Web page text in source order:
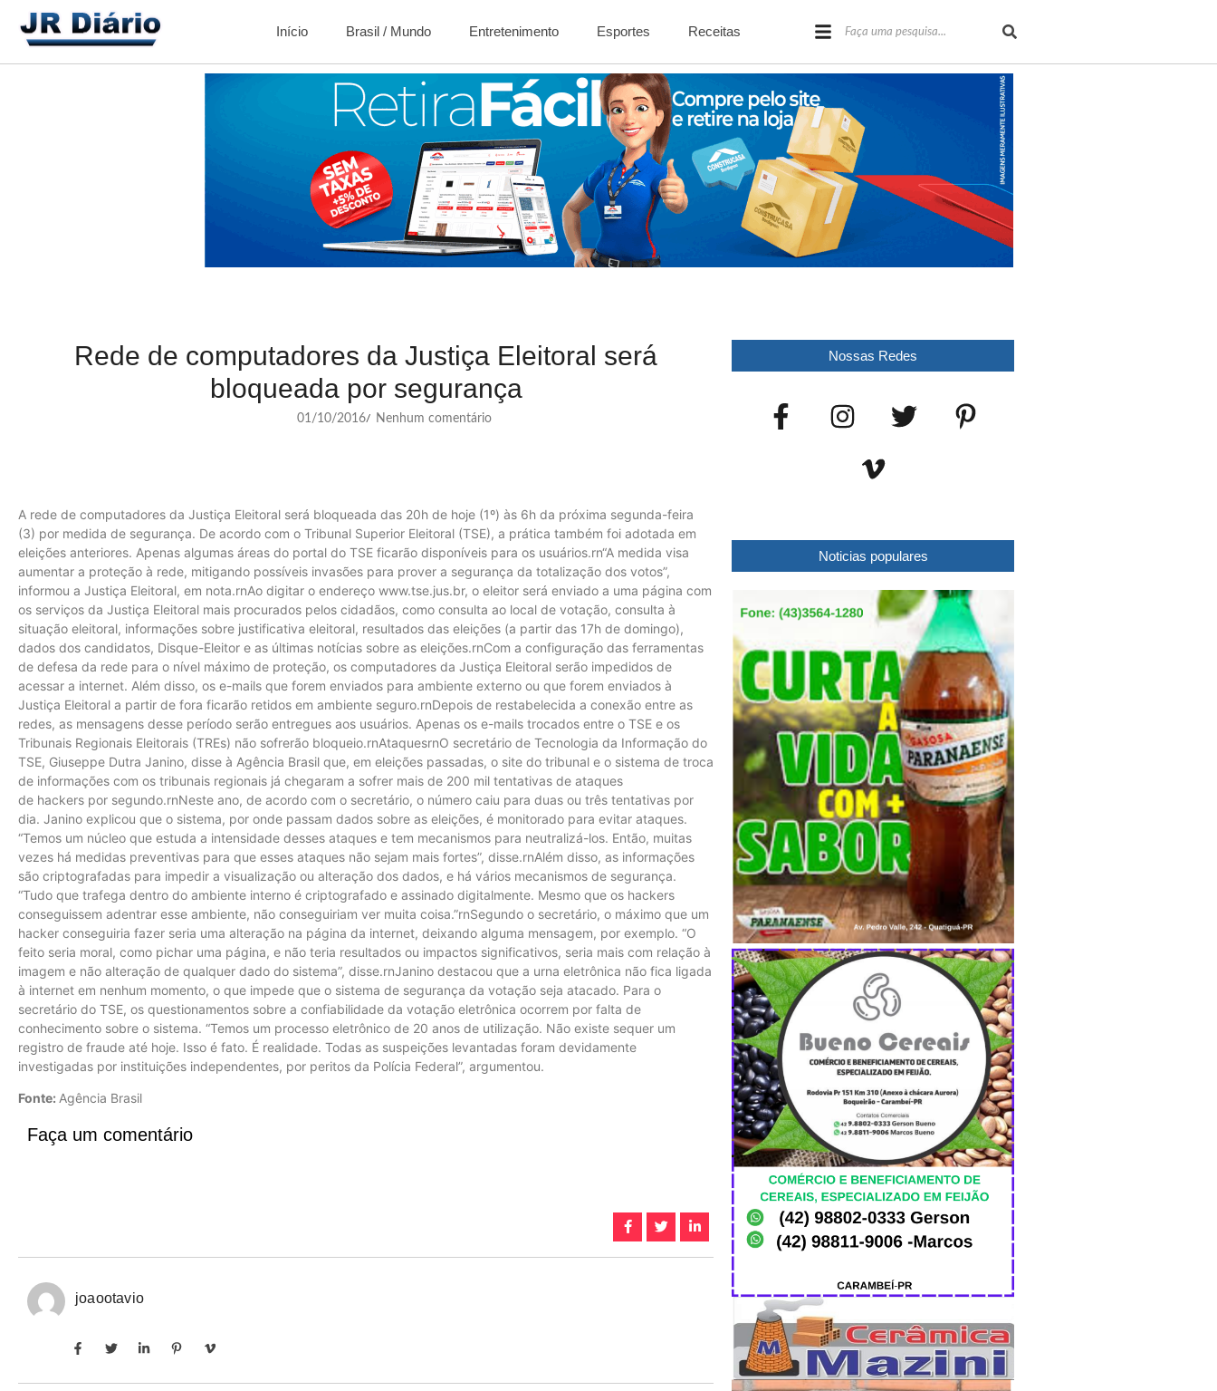
Início Brasil / Mundo Entretenimento Esportes Receitas
Rede de computadores da Justiça Eleitoral será
bloqueada por segurança
01/10/2016/ Nenhum comentário
A rede de computadores da Justiça Eleitoral será bloqueada das 20h de hoje (1º) às 6h da próxima segunda-feira
(3) por medida de segurança. De acordo com o Tribunal Superior Eleitoral (TSE), a prática também foi adotada em
eleições anteriores. Apenas algumas áreas do portal do TSE ficarão disponíveis para os usuários.rn“A medida visa
aumentar a proteção à rede, mitigando possíveis invasões para prover a segurança da totalização dos votos”,
informou a Justiça Eleitoral, em nota.rnAo digitar o endereço www.tse.jus.br, o eleitor será enviado a uma página com
os serviços da Justiça Eleitoral mais procurados pelos cidadãos, como consulta ao local de votação, consulta à
situação eleitoral, informações sobre justificativa eleitoral, resultados das eleições (a partir das 17h de domingo),
dados dos candidatos, Disque-Eleitor e as últimas notícias sobre as eleições.rnCom a configuração das ferramentas
de defesa da rede para o nível máximo de proteção, os computadores da Justiça Eleitoral serão impedidos de
acessar a internet. Além disso, os e-mails que forem enviados para ambiente externo ou que forem enviados à
Justiça Eleitoral a partir de fora ficarão retidos em ambiente seguro.rnDepois de restabelecida a conexão entre as
redes, as mensagens desse período serão entregues aos usuários. Apenas os e-mails trocados entre o TSE e os
Tribunais Regionais Eleitorais (TREs) não sofrerão bloqueio.rnAtaquesrnO secretário de Tecnologia da Informação do
TSE, Giuseppe Dutra Janino, disse à Agência Brasil que, em eleições passadas, o site do tribunal e o sistema de troca
de informações com os tribunais regionais já chegaram a sofrer mais de 200 mil tentativas de ataques
de hackers por segundo.rnNeste ano, de acordo com o secretário, o número caiu para duas ou três tentativas por
dia. Janino explicou que o sistema, por onde passam dados sobre as eleições, é monitorado para evitar ataques.
“Temos um núcleo que estuda a intensidade desses ataques e tem mecanismos para neutralizá-los. Então, muitas
vezes há medidas preventivas para que esses ataques não sejam mais fortes”, disse.rnAlém disso, as informações
são criptografadas para impedir a visualização ou alteração dos dados, e há vários mecanismos de segurança.
“Tudo que trafega dentro do ambiente interno é criptografado e assinado digitalmente. Mesmo que os hackers
conseguissem adentrar esse ambiente, não conseguiriam ver muita coisa.”rnSegundo o secretário, o máximo que um
hacker conseguiria fazer seria uma alteração na página da internet, deixando alguma mensagem, por exemplo. “O
feito seria moral, como pichar uma página, e não teria resultados ou impactos significativos, seria mais com relação à
imagem e não alteração de qualquer dado do sistema”, disse.rnJanino destacou que a urna eletrônica não fica ligada
à internet em nenhum momento, o que impede que o sistema de segurança da votação seja atacado. Para o
secretário do TSE, os questionamentos sobre a confiabilidade da votação eletrônica ocorrem por falta de
conhecimento sobre o sistema. “Temos um processo eletrônico de 20 anos de utilização. Não existe sequer um
registro de fraude até hoje. Isso é fato. É realidade. Todas as suspeições levantadas foram devidamente
investigadas por instituições independentes, por peritos da Polícia Federal”, argumentou.
Fonte: Agência Brasil
Faça um comentário
joaootavio
Nossas Redes
Noticias populares